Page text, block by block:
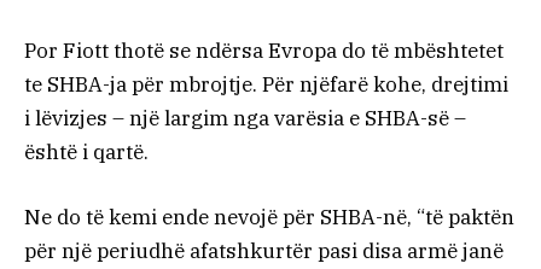
Por Fiott thotë se ndërsa Evropa do të mbështetet
te SHBA-ja për mbrojtje. Për njëfarë kohe, drejtimi
i lëvizjes – një largim nga varësia e SHBA-së –
është i qartë.
Ne do të kemi ende nevojë për SHBA-në, “të paktën
për një periudhë afatshkurtër pasi disa armë janë